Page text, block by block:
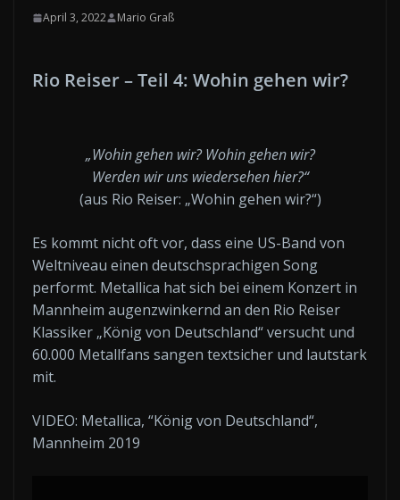
April 3, 2022 Mario Graß
Rio Reiser – Teil 4: Wohin gehen wir?
„Wohin gehen wir? Wohin gehen wir?
Werden wir uns wiedersehen hier?“
(aus Rio Reiser: „Wohin gehen wir?“)
Es kommt nicht oft vor, dass eine US-Band von
Weltniveau einen deutschsprachigen Song
performt. Metallica hat sich bei einem Konzert in
Mannheim augenzwinkernd an den Rio Reiser
Klassiker „König von Deutschland“ versucht und
60.000 Metallfans sangen textsicher und lautstark
mit.
VIDEO: Metallica, “König von Deutschland“,
Mannheim 2019